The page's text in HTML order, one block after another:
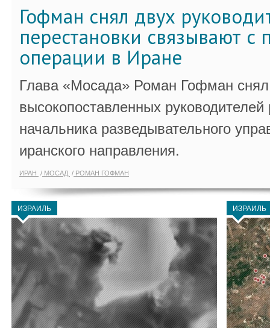
Гофман снял двух
перестановки связывают с
операции в Иране
Глава «Мосада» Роман Гофман снял
высокопоставленных
начальника разведывательного
иранского направления.
ИРАН МОСАД РОМАН ГОФМАН
ИЗРАИЛЬ ИЗРАИЛЬ